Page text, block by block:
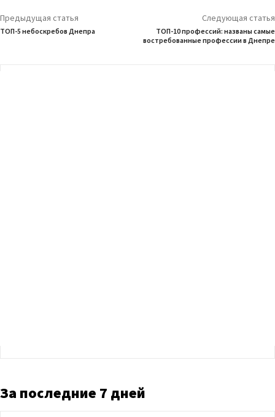
Предыдущая статья
ТОП-5 небоскребов Днепра
Следующая статья
ТОП-10 профессий: названы самые
востребованные профессии в Днепре
За последние 7 дней